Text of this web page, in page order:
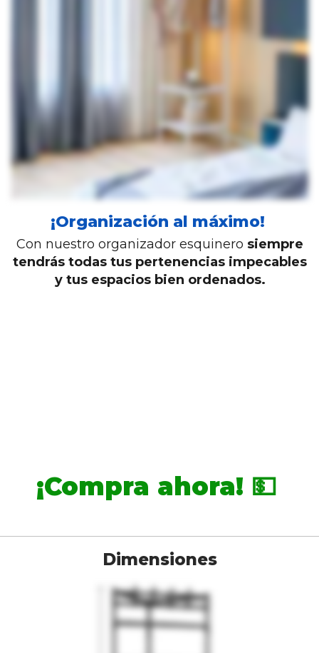
¡Organización al máximo!
Con nuestro organizador esquinero siempre
tendrás todas tus pertenencias impecables
y tus espacios bien ordenados.
¡Compra ahora! 💵
Dimensiones